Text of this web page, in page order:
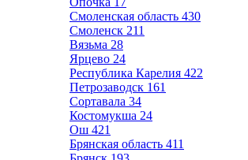
Смоленская область 430
Смоленск 211
Вязьма 28
Ярцево 24
Республика Карелия 422
Петрозаводск 161
Сортавала 34
Костомукша 24
Ош 421
Брянская область 411